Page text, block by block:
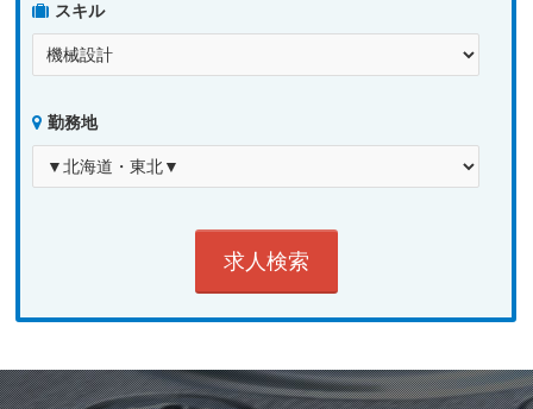
スキル
勤務地